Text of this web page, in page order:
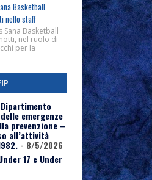
Basketball
nello staff
Sana Basketball
nel ruolo di
per la
emergenze
prevenzione –
all’attività
- 8/5/2026
17 e Under